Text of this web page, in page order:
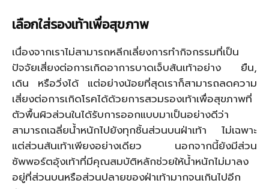
เลือกใส่รองเท้าเพื่อสุขภาพ
เนื่องจากเราไม่สามารถหลีกเลี่ยงการทำกิจกรรมที่เป็น
ปัจจัยเสี่ยงต่อการเกิดอาการบาดเจ็บส้นเท้าอย่าง ยืน,
เดิน หรือวิ่งได้ แต่อย่างน้อยที่สุดเราก็สามารถลดความ
เสี่ยงต่อการเกิดโรคได้ด้วยการสวมรองเท้าเพื่อสุขภาพที่
ตัวพื้นผิวส่วนในได้รับการออกแบบมาเป็นอย่างดีว่า
สามารถเฉลี่ยน้ำหนักไปยังทุกชิ้นส่วนบนฝ่าเท้า ไม่เฉพาะ
แต่ส่วนส้นเท้าเพียงอย่างเดียว นอกจากนี้ยังมีส่วน
ซัพพอร์ตอุ้งเท้าที่มีคุณสมบัติหลักช่วยให้น้ำหนักไม่มาลง
อยู่ที่ส่วนบนหรือส่วนปลายของฝ่าเท้ามากจนเกินไปอีก